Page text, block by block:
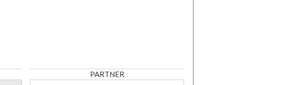
PARTNER